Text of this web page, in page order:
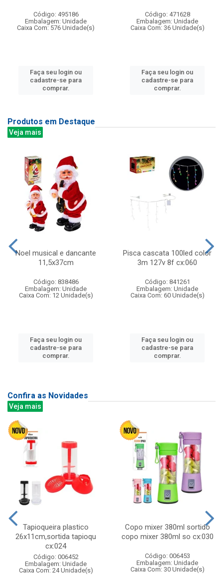
Código: 495186
Embalagem: Unidade
Caixa Com: 576 Unidade(s)
Faça seu login ou
cadastre-se para
comprar.
Código: 471628
Embalagem: Unidade
Caixa Com: 36 Unidade(s)
Faça seu login ou
cadastre-se para
comprar.
Produtos em Destaque
Veja mais
Noel musical e dancante
11,5x37cm
Código: 838486
Embalagem: Unidade
Caixa Com: 12 Unidade(s)
Faça seu login ou
cadastre-se para
comprar.
Pisca cascata 100led color
3m 127v 8f cx:060
Código: 841261
Embalagem: Unidade
Caixa Com: 60 Unidade(s)
Faça seu login ou
cadastre-se para
comprar.
Confira as Novidades
Veja mais
Tapioqueira plastico
26x11cm,sortida tapioqu
cx:024
Código: 006452
Embalagem: Unidade
Caixa Com: 24 Unidade(s)
Copo mixer 380ml sortido
copo mixer 380ml so cx:030
Código: 006453
Embalagem: Unidade
Caixa Com: 30 Unidade(s)